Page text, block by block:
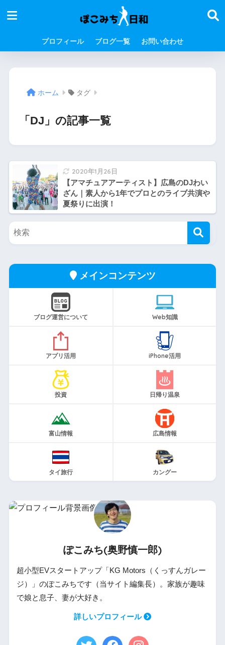
プロフィール ブログ一覧 お問い合わせ
ホーム タグ
「DJ」の記事一覧
2020年1月26日
【アマチュアアーティスト】広島のDJわい
ざん｜素人から1年でプロとのライブ共演や
夏祭りに出演！
メインコンテンツ
ブログ運営について Web知識
アプリ活用 iPhone活用
投資 日帰り温泉
富山情報 広島情報
タイ旅行 カングー
ぽこみち(奥野慎一郎)
超小型EVスタートアップ「KG Motors（くっすんガレー
ジ）」のぽこみちです（当サイト編集長）。家族が趣味
で娘と息子、妻が大好き。
詳しいプロフィール